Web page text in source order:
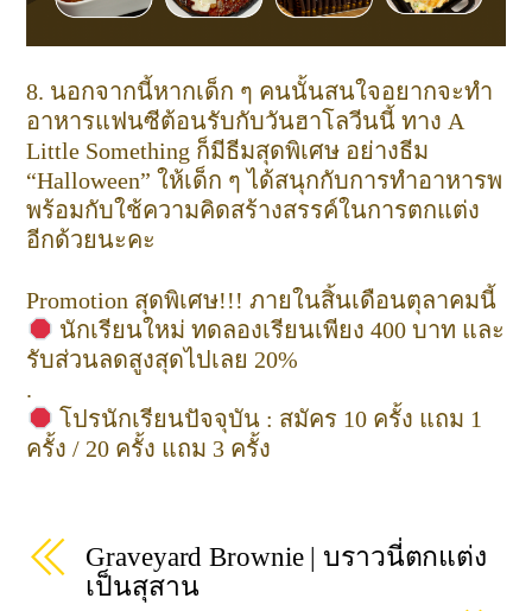
8. นอกจากนี้หากเด็ก ๆ คนนั้นสนใจอยากจะทำ
อาหารแฟนซีต้อนรับกับวันฮาโลวีนนี้ ทาง A
Little Something ก็มีธีมสุดพิเศษ อย่างธีม
“Halloween” ให้เด็ก ๆ ได้สนุกกับการทำอาหารพ
พร้อมกับใช้ความคิดสร้างสรรค์ในการตกแต่ง
อีกด้วยนะคะ
Promotion สุดพิเศษ!!! ภายในสิ้นเดือนตุลาคมนี้
นักเรียนใหม่ ทดลองเรียนเพียง 400 บาท และ
รับส่วนลดสูงสุดไปเลย 20%
.
โปรนักเรียนปัจจุบัน : สมัคร 10 ครั้ง แถม 1
ครั้ง / 20 ครั้ง แถม 3 ครั้ง
Graveyard Brownie | บราวนี่ตกแต่ง
เป็นสุสาน